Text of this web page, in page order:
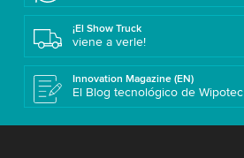
¡El Show Truck
viene a verle!
Innovation Magazine (EN)
El Blog tecnológico de Wipotec